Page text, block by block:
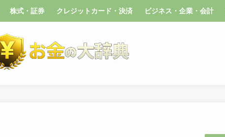
株式・証券 クレジットカード・決済 ビジネス・企業・会計